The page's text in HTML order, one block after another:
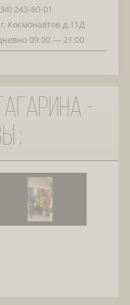
243-60-01
Космонавтов д.11Д
09:00 — 21:00
-
: